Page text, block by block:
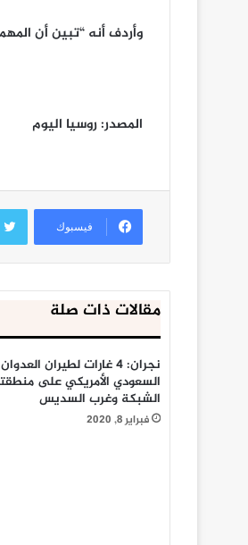
وأردف أنه “تبين أن
المصدر: روسيا اليوم
فيسبوك
مقالات ذات صلة
نجران: 4 غارات لطيران العدوان
السعودي الأمريكي على
الشبكة وغرب السديس
فبراير 8, 2020